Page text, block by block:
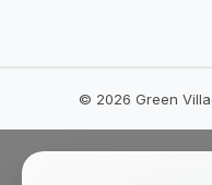
© 2026 Green